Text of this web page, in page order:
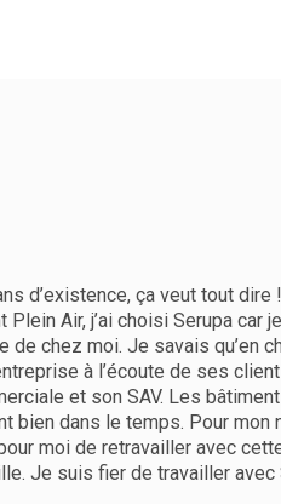
d’existence, ça veut tout dire !
Air, j’ai choisi Serupa car
de chez moi. Je savais qu’en
à l’écoute de ses
et son SAV. Les
bien dans le temps. Pour mon
moi de retravailler avec
Je suis fier de travailler avec